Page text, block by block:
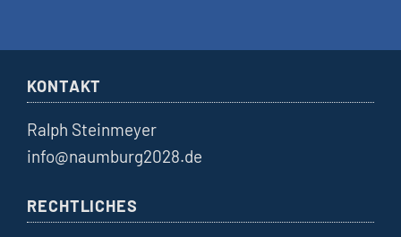
KONTAKT
Ralph Steinmeyer
info@naumburg2028.de
RECHTLICHES